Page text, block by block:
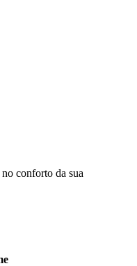
conforto da sua